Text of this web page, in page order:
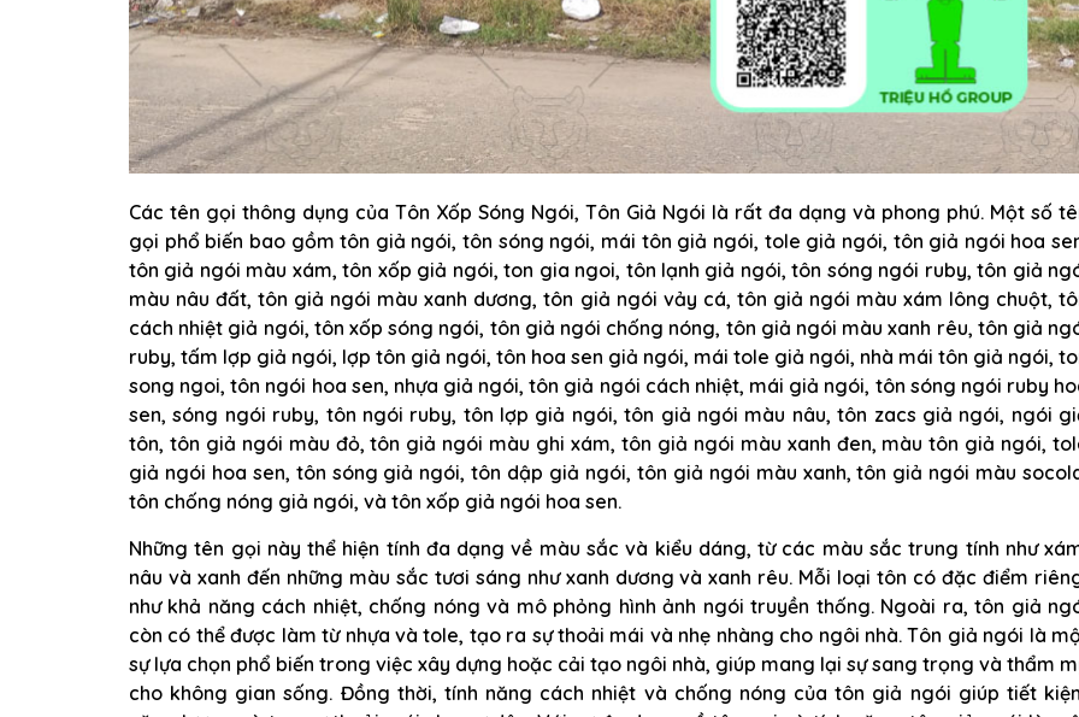
Các tên gọi thông dụng của Tôn Xốp Sóng Ngói, Tôn Giả Ngói là rất đa dạng và phong phú. Một số
gọi phổ biến bao gồm tôn giả ngói, tôn sóng ngói, mái tôn giả ngói, tole giả ngói, tôn giả ngói hoa
tôn giả ngói màu xám, tôn xốp giả ngói, ton gia ngoi, tôn lạnh giả ngói, tôn sóng ngói ruby, tôn giả
màu nâu đất, tôn giả ngói màu xanh dương, tôn giả ngói vảy cá, tôn giả ngói màu xám lông chuột,
cách nhiệt giả ngói, tôn xốp sóng ngói, tôn giả ngói chống nóng, tôn giả ngói màu xanh rêu, tôn giả
ruby, tấm lợp giả ngói, lợp tôn giả ngói, tôn hoa sen giả ngói, mái tole giả ngói, nhà mái tôn giả ngói,
song ngoi, tôn ngói hoa sen, nhựa giả ngói, tôn giả ngói cách nhiệt, mái giả ngói, tôn sóng ngói ruby
sen, sóng ngói ruby, tôn ngói ruby, tôn lợp giả ngói, tôn giả ngói màu nâu, tôn zacs giả ngói, ngói
tôn, tôn giả ngói màu đỏ, tôn giả ngói màu ghi xám, tôn giả ngói màu xanh đen, màu tôn giả ngói,
giả ngói hoa sen, tôn sóng giả ngói, tôn dập giả ngói, tôn giả ngói màu xanh, tôn giả ngói màu
tôn chống nóng giả ngói, và tôn xốp giả ngói hoa sen.
Những tên gọi này thể hiện tính đa dạng về màu sắc và kiểu dáng, từ các màu sắc trung tính như
nâu và xanh đến những màu sắc tươi sáng như xanh dương và xanh rêu. Mỗi loại tôn có đặc điểm
như khả năng cách nhiệt, chống nóng và mô phỏng hình ảnh ngói truyền thống. Ngoài ra, tôn giả
còn có thể được làm từ nhựa và tole, tạo ra sự thoải mái và nhẹ nhàng cho ngôi nhà. Tôn giả ngói là
sự lựa chọn phổ biến trong việc xây dựng hoặc cải tạo ngôi nhà, giúp mang lại sự sang trọng và thẩm
cho không gian sống. Đồng thời, tính năng cách nhiệt và chống nóng của tôn giả ngói giúp tiết